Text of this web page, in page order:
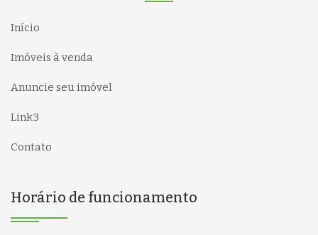
Início
Imóveis à venda
Anuncie seu imóvel
Link3
Contato
Horário de funcionamento